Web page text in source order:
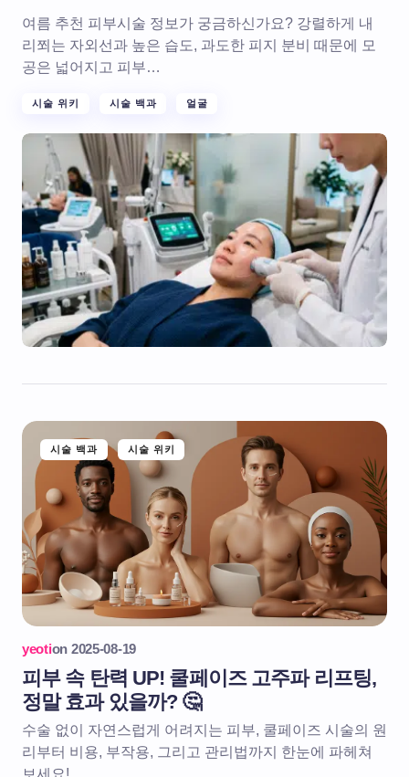
여름 추천 피부시술 정보가 궁금하신가요? 강렬하게 내
리쬐는 자외선과 높은 습도, 과도한 피지 분비 때문에 모
공은 넓어지고 피부…
시술 위키 시술 백과 얼굴
시술 백과 시술 위키
yeotion 2025-08-19
피부 속 탄력 UP! 쿨페이즈 고주파 리프팅,
정말 효과 있을까? 🤔
수술 없이 자연스럽게 어려지는 피부, 쿨페이즈 시술의 원
리부터 비용, 부작용, 그리고 관리법까지 한눈에 파헤쳐
보세요!